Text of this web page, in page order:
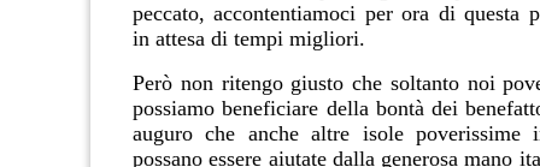
peccato, accontentiamoci per ora di questa
in attesa di tempi migliori.
Però non ritengo giusto che soltanto noi
possiamo beneficiare della bontà dei
auguro che anche altre isole poverissime
possano essere aiutate dalla generosa mano